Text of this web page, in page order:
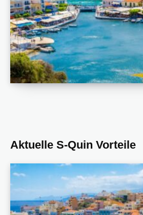
Aktuelle S-Quin Vorteile